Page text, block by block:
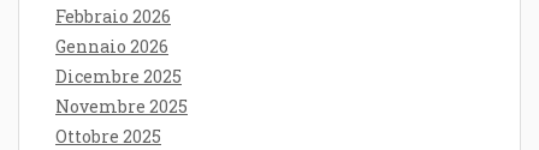
Febbraio 2026
Gennaio 2026
Dicembre 2025
Novembre 2025
Ottobre 2025